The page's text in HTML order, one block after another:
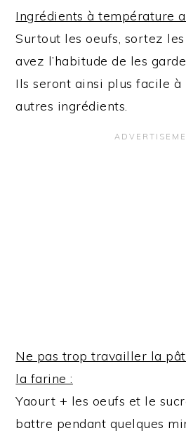
Ingrédients à température
Surtout les oeufs, sortez les
avez l’habitude de les
Ils seront ainsi plus facile à
autres ingrédients.
Ne pas trop travailler la
la farine :
Yaourt + les oeufs et le
battre pendant quelques